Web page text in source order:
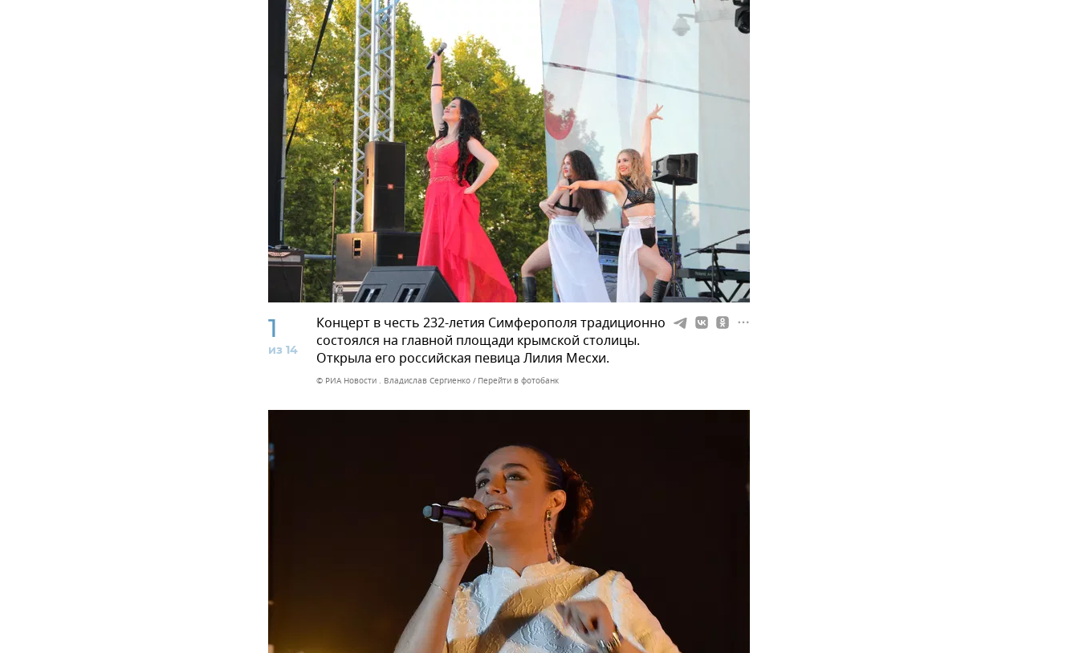
1
из 14
Концерт в честь 232-летия Симферополя традиционно
состоялся на главной площади крымской столицы.
Открыла его российская певица Лилия Месхи.
© РИА Новости . Владислав Сергиенко Перейти в фотобанк